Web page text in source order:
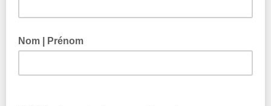
Nom | Prénom